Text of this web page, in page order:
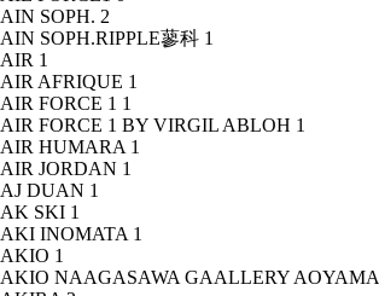
AIN SOPH. 2
AIN SOPH.RIPPLE蓼科 1
AIR 1
AIR AFRIQUE 1
AIR FORCE 1 1
AIR FORCE 1 BY VIRGIL ABLOH 1
AIR HUMARA 1
AIR JORDAN 1
AJ DUAN 1
AK SKI 1
AKI INOMATA 1
AKIO 1
AKIO NAAGASAWA GAALLERY AOYAMA